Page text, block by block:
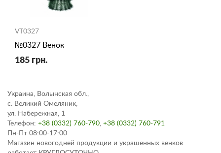
VT0327
№0327 Венок
185 грн.
Украина, Волынская обл.,
с. Великий Омеляник,
ул. Набережная, 1
Телефон: +38 (0332) 760-790, +38 (0332) 760-791
Пн-Пт 08:00-17:00
Магазин новогодней продукции и украшенных венков